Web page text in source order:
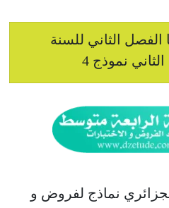
الفصل الثاني للسنة
نموذج 4
نماذج لفروض و